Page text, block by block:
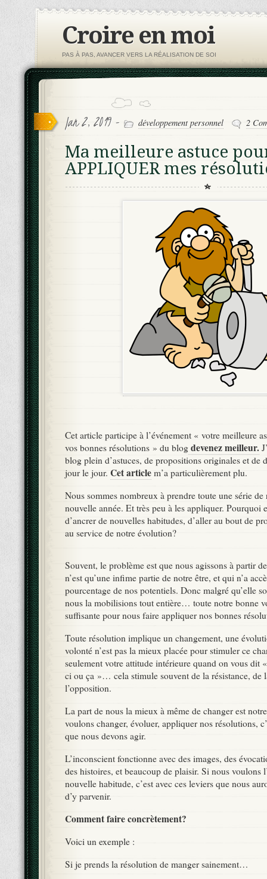
Croire en moi
PAS À PAS, AVANCER VERS LA RÉALISATION DE SOI
Jan 2, 2019 - développement personnel 2
Ma meilleure astuce
APPLIQUER mes
Cet article participe à l’événement « votre meilleure
vos bonnes résolutions » du blog devenez meilleur.
blog plein d’astuces, de propositions originales et de
jour le jour. Cet article m’a particulièrement plu.
Nous sommes nombreux à prendre toute une série
nouvelle année. Et très peu à les appliquer. Pourquoi
d’ancrer de nouvelles habitudes, d’aller au bout de
au service de notre évolution?
Souvent, le problème est que nous agissons à partir
n’est qu’une infime partie de notre être, et qui n’a
pourcentage de nos potentiels. Donc malgré qu’elle
nous la mobilisions tout entière… toute notre bonne
suffisante pour nous faire appliquer nos bonnes
Toute résolution implique un changement, une
volonté n’est pas la mieux placée pour stimuler ce
seulement votre attitude intérieure quand on vous dit
ci ou ça »… cela stimule souvent de la résistance, de
l’opposition.
La part de nous la mieux à même de changer est
voulons changer, évoluer, appliquer nos résolutions,
que nous devons agir.
L’inconscient fonctionne avec des images, des
des histoires, et beaucoup de plaisir. Si nous voulons
nouvelle habitude, c’est avec ces leviers que nous
d’y parvenir.
Comment faire concrètement?
Voici un exemple :
Si je prends la résolution de manger sainement…